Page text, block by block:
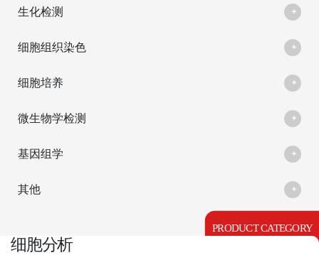
生化检测
细胞组织染色
细胞培养
微生物学检测
基因组学
其他
PRODUCT CATEGORY
细胞分析